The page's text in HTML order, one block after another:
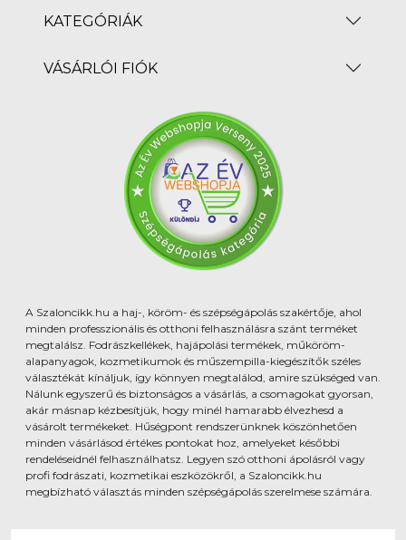
KATEGÓRIÁK
VÁSÁRLÓI FIÓK
A Szaloncikk.hu a haj-, köröm- és szépségápolás szakértője, ahol
minden professzionális és otthoni felhasználásra szánt terméket
megtalálsz. Fodrászkellékek, hajápolási termékek, műköröm-
alapanyagok, kozmetikumok és műszempilla-kiegészítők széles
választékát kínáljuk, így könnyen megtalálod, amire szükséged van.
Nálunk egyszerű és biztonságos a vásárlás, a csomagokat gyorsan,
akár másnap kézbesítjük, hogy minél hamarabb élvezhesd a
vásárolt termékeket. Hűségpont rendszerünknek köszönhetően
minden vásárlásod értékes pontokat hoz, amelyeket későbbi
rendeléseidnél felhasználhatsz. Legyen szó otthoni ápolásról vagy
profi fodrászati, kozmetikai eszközökről, a Szaloncikk.hu
megbízható választás minden szépségápolás szerelmese számára.